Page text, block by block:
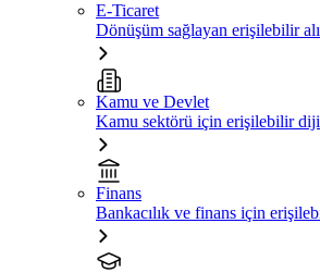
E-Ticaret
Dönüşüm sağlayan erişilebilir
Kamu ve Devlet
Kamu sektörü için erişilebilir
Finans
Bankacılık ve finans için